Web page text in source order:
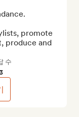
promote
produce and
수